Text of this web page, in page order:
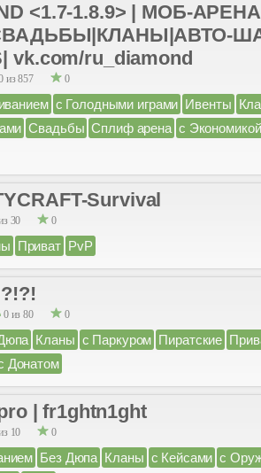
<1.7-1.8.9> | МОБ-
vk.com/ru_diamond
из 857 0
с Голодными играми Ивенты
Свадьбы Сплиф арена с Экономикой
Survival
30 0
Приват PvP
0 из 80 0
Кланы с Паркуром Пиратские
Донатом
| fr1ghtn1ght
10 0
Без Дюпа Кланы с Кейсами с